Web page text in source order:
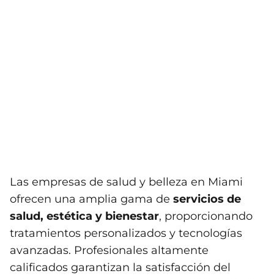
Las empresas de salud y belleza en Miami
ofrecen una amplia gama de servicios de
salud, estética y bienestar, proporcionando
tratamientos personalizados y tecnologías
avanzadas. Profesionales altamente
calificados garantizan la satisfacción del